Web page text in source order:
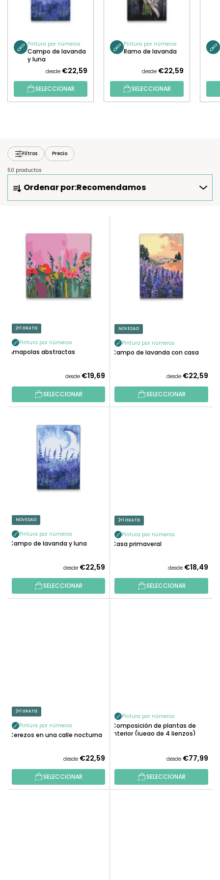
Pintura por números
Campo de lavanda
y luna
desde €22,59
SELECCIONAR
Pintura por números
Ramo de lavanda
desde €22,59
SELECCIONAR
Filtros Precio
50 productos
D
C
T
O
S
Ordenar por:Recomendamos
O
D
U
O
2+1 GRATIS
Pintura por números
Amapolas abstractas
desde €19,69
SELECCIONAR
NOVEDAD
Pintura por números
Campo de lavanda con casa
desde €22,59
SELECCIONAR
NOVEDAD
Pintura por números
Campo de lavanda y luna
desde €22,59
SELECCIONAR
2+1 GRATIS
Pintura por números
Casa primaveral
desde €18,49
SELECCIONAR
2+1 GRATIS
Pintura por números
Cerezos en una calle nocturna
desde €22,59
SELECCIONAR
Pintura por números
Composición de plantas de
interior (juego de 4 lienzos)
desde €77,99
SELECCIONAR